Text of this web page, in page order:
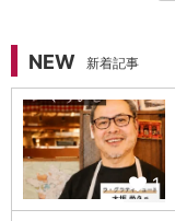
NEW 新着記事
1